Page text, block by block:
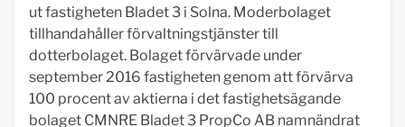
ut fastigheten Bladet 3 i Solna. Moderbolaget
tillhandahåller förvaltningstjänster till
dotterbolaget. Bolaget förvärvade under
september 2016 fastigheten genom att förvärva
100 procent av aktierna i det fastighetsägande
bolaget CMNRE Bladet 3 PropCo AB namnändrat